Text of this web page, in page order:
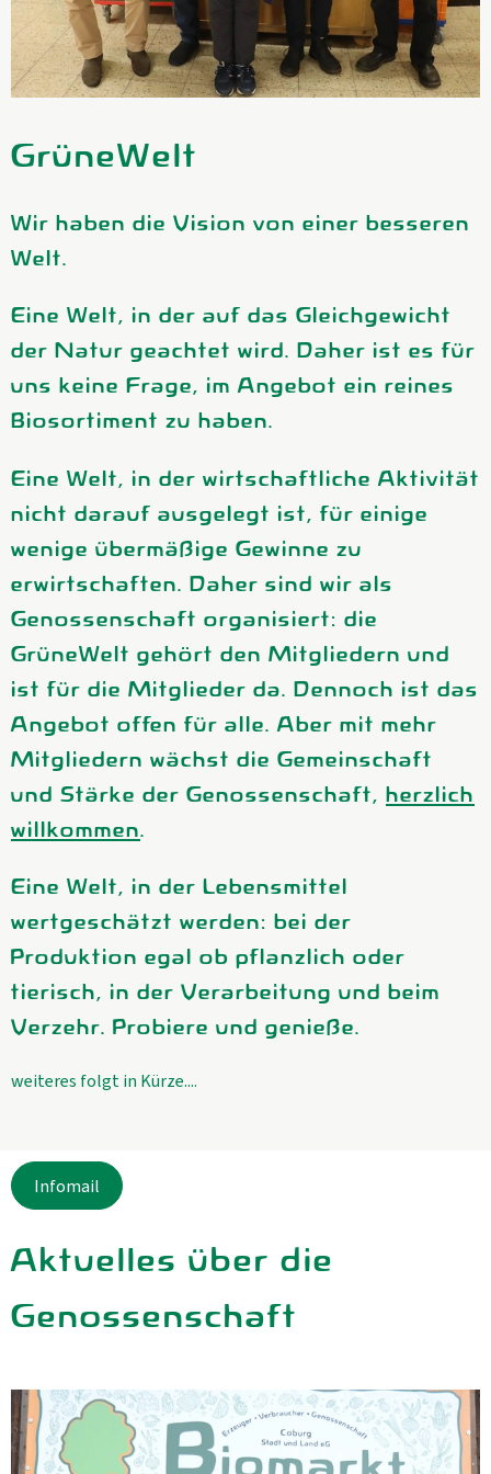
Kühltheke
GrüneWelt Bäckerei
Kosmetik
Haus, Garten, Tier & Co
So geht’s
Genossenschaft & Beitritt
B2B
GrüneWelt
Wir haben die Vision von einer besseren
Welt.
Eine Welt, in der auf das Gleichgewicht
der Natur geachtet wird. Daher ist es für
uns keine Frage, im Angebot ein reines
Biosortiment zu haben.
Eine Welt, in der wirtschaftliche Aktivität
nicht darauf ausgelegt ist, für einige
wenige übermäßige Gewinne zu
erwirtschaften. Daher sind wir als
Genossenschaft organisiert: die
GrüneWelt gehört den Mitgliedern und
ist für die Mitglieder da. Dennoch ist das
Angebot offen für alle. Aber mit mehr
Mitgliedern wächst die Gemeinschaft
und Stärke der Genossenschaft, herzlich
willkommen.
Eine Welt, in der Lebensmittel
wertgeschätzt werden: bei der
Produktion egal ob pflanzlich oder
tierisch, in der Verarbeitung und beim
Verzehr. Probiere und genieße.
weiteres folgt in Kürze....
Infomail
Aktuelles über die
Genossenschaft